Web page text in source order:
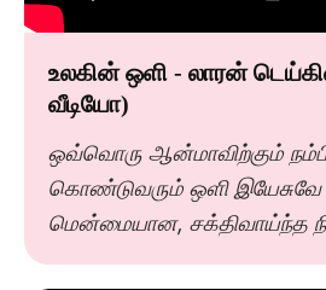
உலகின் ஒளி - லாரன்
வீடியோ)
ஒவ்வொரு ஆன்மாவிற்கும்
கொண்டுவரும் ஒளி
மென்மையான, சக்திவாய்ந்த